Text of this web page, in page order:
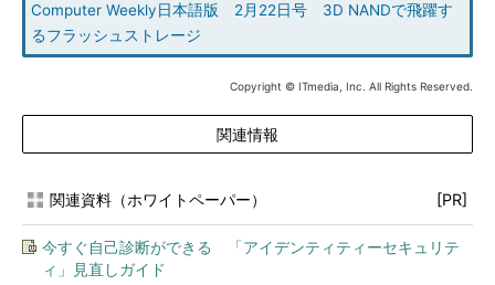
Computer Weekly日本語版 2月22日号 3D NANDで飛躍す
るフラッシュストレージ
Copyright © ITmedia, Inc. All Rights Reserved.
関連情報
関連資料（ホワイトペーパー） [PR]
今すぐ自己診断ができる 「アイデンティティーセキュリテ
ィ」見直しガイド